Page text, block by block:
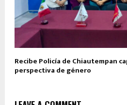
Recibe Policía de Chiautempan
perspectiva de género